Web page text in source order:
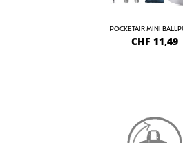
POCKETAIR MINI
CHF 11,49